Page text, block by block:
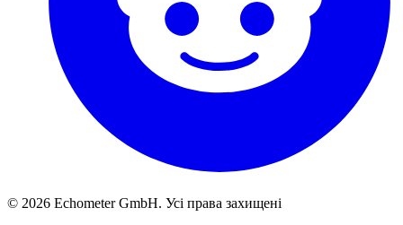
© 2026 Echometer GmbH. Усі права захищені